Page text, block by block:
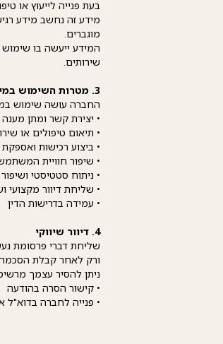
בעת פנייה לייעוץ או
מידע זה נחשב מידע
מוגברים.
המידע ייעשה בו שימוש
שירותים.
3. מטרות השימוש במידע
החברה עושה שימוש
• יצירת קשר ומתן מענה
• תיאום טיפולים או
• ביצוע רכישות
• שיפור חוויית
• ניתוח סטטיסטי
• שליחת דיוור מקצועי
• עמידה בדרישות הדין
4. דיוור שיווקי
ורק לאחר קבלת
ניתן להסיר עצמך
• קישור הסרה בהודעה
• פנייה לחברה בדוא"ל